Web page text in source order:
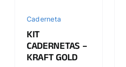
Caderneta
KIT
CADERNETAS –
KRAFT GOLD